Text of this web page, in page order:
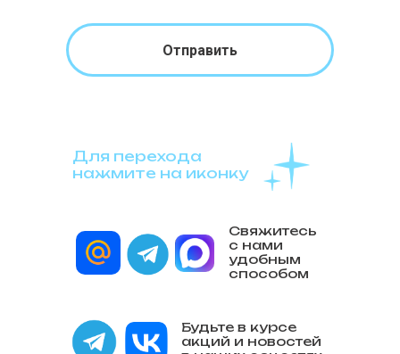
Отправить
Свяжитесь
с нами
удобным
способом
Будьте в курсе
акций и новостей
Для перехода
нажмите на иконку